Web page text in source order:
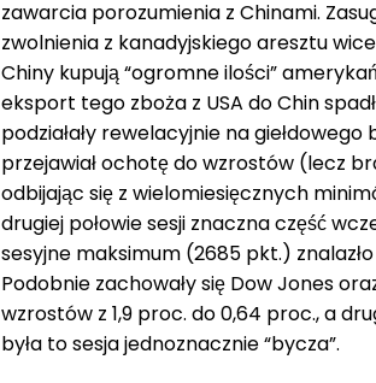
zawarcia porozumienia z Chinami.
zwolnienia z kanadyjskiego aresztu
Chiny kupują “ogromne ilości”
eksport tego zboża z USA do Chin
podziałały rewelacyjnie na
przejawiał ochotę do wzrostów (lecz
odbijając się z wielomiesięcznych
drugiej połowie sesji znaczna część
sesyjne maksimum (2685 pkt.)
Podobnie zachowały się Dow Jones
wzrostów z 1,9 proc. do 0,64 proc., a
była to sesja jednoznacznie “bycza”.